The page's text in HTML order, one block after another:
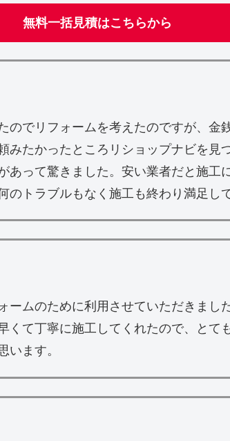
無料一括見積はこちらから
のでリフォームを考えたのですが、金
みたかったところリショップナビを見
あって驚きました。安い業者だと施工
のトラブルもなく施工も終わり満足し
ームのために利用させていただきまし
くて丁寧に施工してくれたので、とて
います。